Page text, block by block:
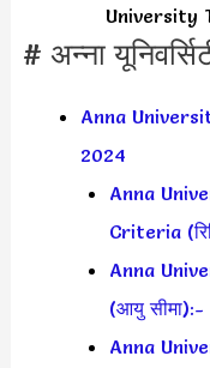
University
# अन्ना
Anna
2024
Anna
Criteria
Anna
(आयु सीमा):-
Anna